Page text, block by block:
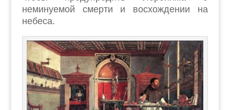
неминуемой смерти и восхождении на
небеса.